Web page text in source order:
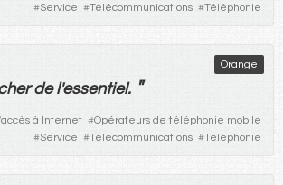
#Service #Télécommunications #Téléphonie
Orange
del'essentiel. "
à Internet #Opérateurs de téléphonie mobile
#Service #Télécommunications #Téléphonie